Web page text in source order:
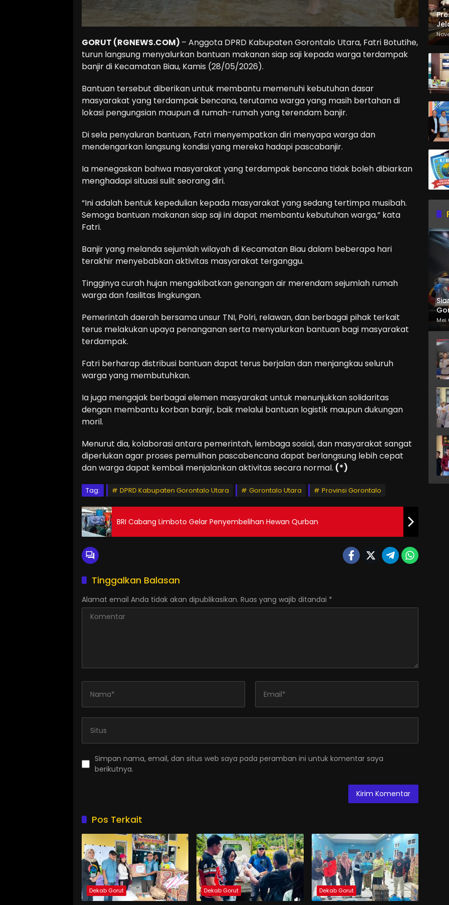
GORUT (RGNEWS.COM) – Anggota DPRD Kabupaten Gorontalo Utara, Fatri Botutihe,
turun langsung menyalurkan bantuan makanan siap saji kepada warga terdampak
banjir di Kecamatan Biau, Kamis (28/05/2026).
Bantuan tersebut diberikan untuk membantu memenuhi kebutuhan dasar
masyarakat yang terdampak bencana, terutama warga yang masih bertahan di
lokasi pengungsian maupun di rumah-rumah yang terendam banjir.
Di sela penyaluran bantuan, Fatri menyempatkan diri menyapa warga dan
mendengarkan langsung kondisi yang mereka hadapi pascabanjir.
Ia menegaskan bahwa masyarakat yang terdampak bencana tidak boleh dibiarkan
menghadapi situasi sulit seorang diri.
“Ini adalah bentuk kepedulian kepada masyarakat yang sedang tertimpa musibah.
Semoga bantuan makanan siap saji ini dapat membantu kebutuhan warga,” kata
Fatri.
Banjir yang melanda sejumlah wilayah di Kecamatan Biau dalam beberapa hari
terakhir menyebabkan aktivitas masyarakat terganggu.
Tingginya curah hujan mengakibatkan genangan air merendam sejumlah rumah
warga dan fasilitas lingkungan.
Pemerintah daerah bersama unsur TNI, Polri, relawan, dan berbagai pihak terkait
terus melakukan upaya penanganan serta menyalurkan bantuan bagi masyarakat
terdampak.
Fatri berharap distribusi bantuan dapat terus berjalan dan menjangkau seluruh
warga yang membutuhkan.
Ia juga mengajak berbagai elemen masyarakat untuk menunjukkan solidaritas
dengan membantu korban banjir, baik melalui bantuan logistik maupun dukungan
moril.
Menurut dia, kolaborasi antara pemerintah, lembaga sosial, dan masyarakat sangat
diperlukan agar proses pemulihan pascabencana dapat berlangsung lebih cepat
dan warga dapat kembali menjalankan aktivitas secara normal. (*)
Tag: DPRD Kabupaten Gorontalo Utara Gorontalo Utara Provinsi Gorontalo
BRI Cabang Limboto Gelar Penyembelihan Hewan Qurban
Tinggalkan Balasan
Alamat email Anda tidak akan dipublikasikan. Ruas yang wajib ditandai *
Simpan nama, email, dan situs web saya pada peramban ini untuk komentar saya
berikutnya.
Pos Terkait
Dekab Gorut Dekab Gorut Dekab Gorut
Mei